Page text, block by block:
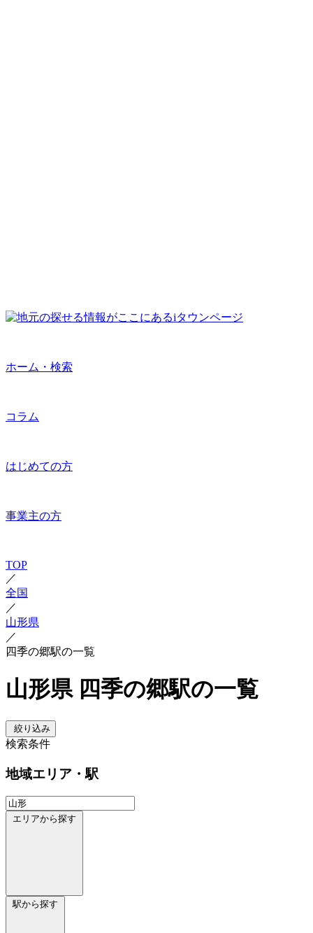
ホーム・検索
コラム
はじめての方
事業主の方
TOP
／
全国
／
山形県
／
四季の郷駅の一覧
山形県 四季の郷駅の一覧
絞り込み
検索条件
地域エリア・駅
エリアから探す
駅から探す